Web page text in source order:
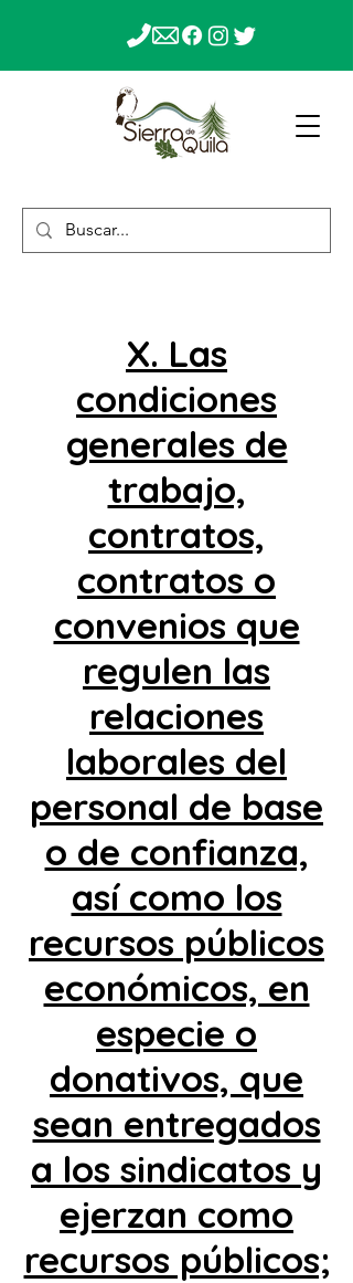
X. Las
condiciones
generales de
trabajo,
contratos,
contratos o
convenios que
regulen las
relaciones
laborales del
personal de base
o de confianza,
así como los
recursos públicos
económicos, en
especie o
donativos, que
sean entregados
a los sindicatos y
ejerzan como
recursos públicos;